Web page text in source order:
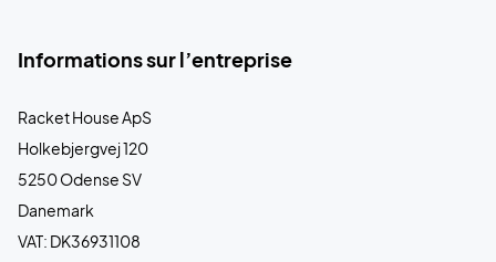
Informations sur l’entreprise
Racket House ApS
Holkebjergvej 120
5250 Odense SV
Danemark
VAT: DK36931108